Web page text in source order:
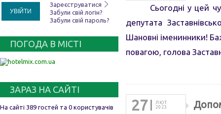
УВІЙТИ
Зареєструватися
Забули свій логін?
Забули свій пароль?
ПОГОДА В МІСТІ
ЗАРАЗ НА САЙТІ
На сайті 389 гостей та 0 користувачів
Сьогодні у цей
депутата
Шановні іменинники!
повагою, голова
27
ЛЮТ.
2023